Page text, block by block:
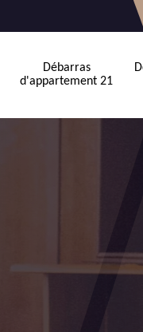
Débarras
d'appartement 21